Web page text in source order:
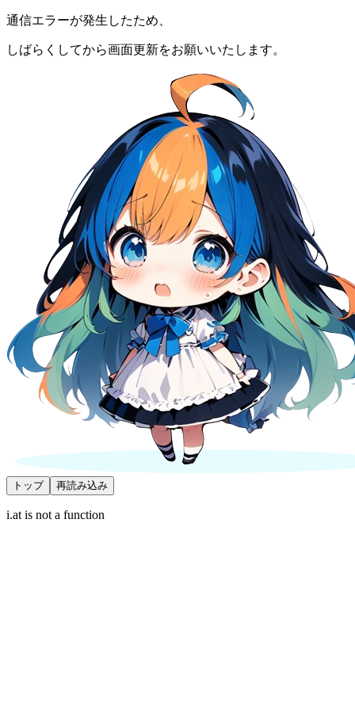
通信エラーが発生したため、
しばらくしてから画面更新をお願いいたします。
トップ 再読み込み
i.at is not a function